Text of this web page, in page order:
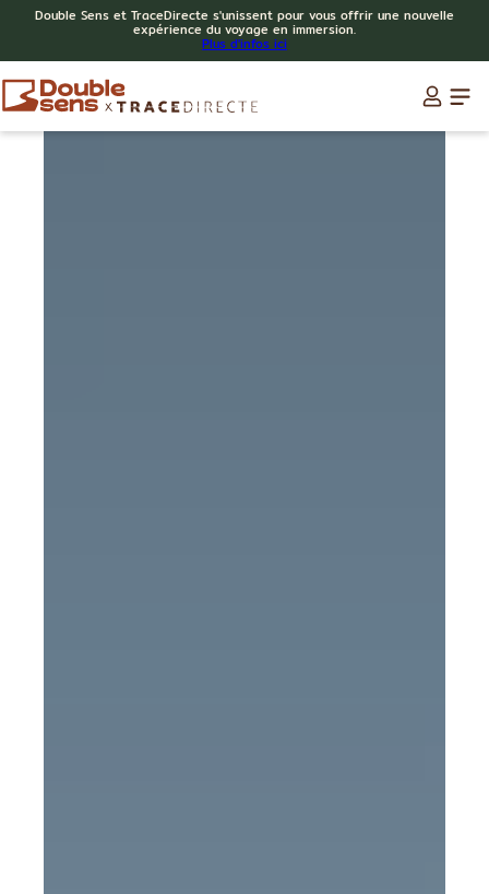
Double Sens et TraceDirecte s'unissent pour vous offrir une nouvelle
expérience du voyage en immersion.
Plus d'infos ici